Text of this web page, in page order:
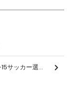
【U-15上伊那】高円宮杯 JFA 第35回全日本U-15サッカー選手権大会 北信越大会 兼 高円宮杯 JFA U-15サッカーリーグ2023 第15回北信越リーグ 入替戦 1回戦 結果のお知らせ